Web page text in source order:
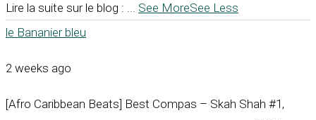
Lire la suite sur le blog : ... See MoreSee Less
le Bananier bleu
2 weeks ago
[Afro Caribbean Beats] Best Compas – Skah Shah #1,